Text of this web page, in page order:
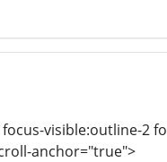
visible:outline-2
anchor="true">